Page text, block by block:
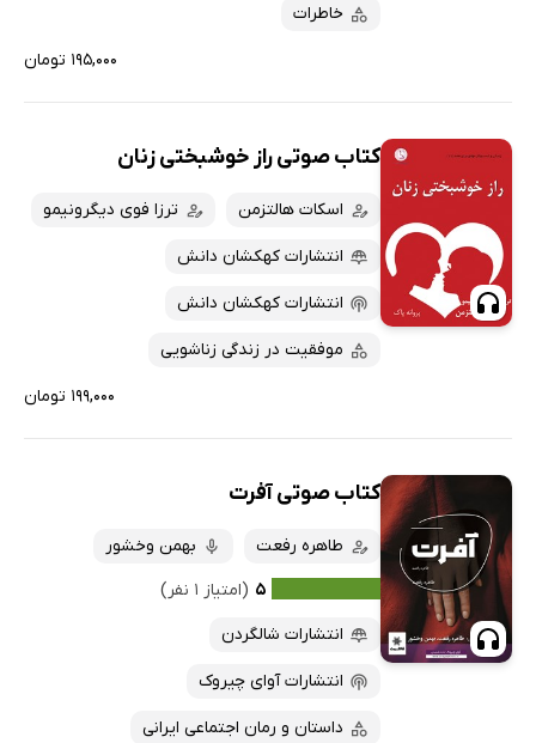
خاطرات
۱۹۵,۰۰۰ تومان
کتاب صوتی راز خوشبختی زنان
اسکات هالتزمن ترزا فوی دیگرونیمو
انتشارات کهکشان دانش
انتشارات کهکشان دانش
موفقیت در زندگی زناشویی
۱۹۹,۰۰۰ تومان
کتاب صوتی آفرت
طاهره رفعت
بهمن وخشور
۵ (امتیاز ۱ نفر)
انتشارات شالگردن
انتشارات آوای چیروک
داستان و رمان اجتماعی ایرانی